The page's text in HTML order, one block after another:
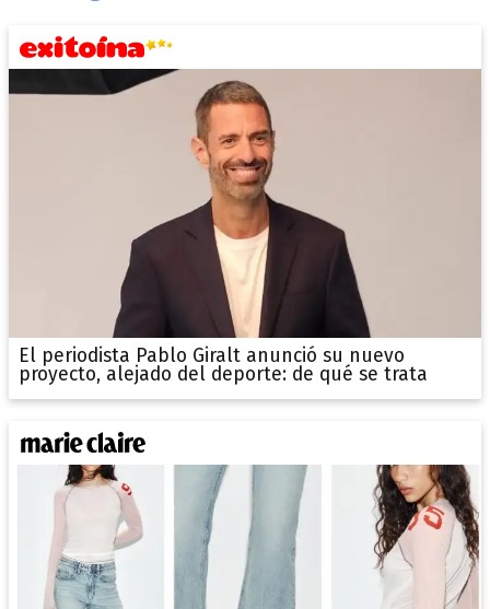
El periodista Pablo Giralt anunció su nuevo
proyecto, alejado del deporte: de qué se trata